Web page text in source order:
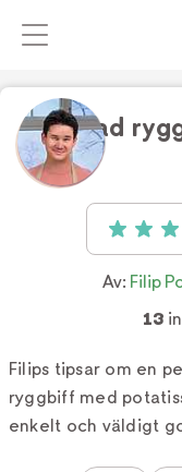
Grillad
Betyg:
Av: Filip
13
Filips tipsar om en
ryggbiff med
enkelt och väldigt